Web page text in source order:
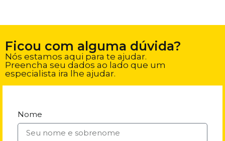
Ficou com alguma dúvida?
Nós estamos aqui para te ajudar.
Preencha seu dados ao lado que um
especialista ira lhe ajudar.
Nome